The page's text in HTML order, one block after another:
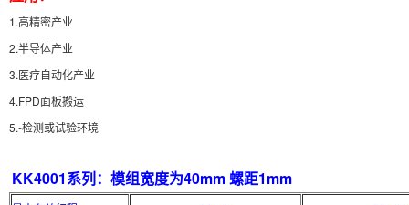
1.高精密产业
2.半导体产业
3.医疗自动化产业
4.FPD面板搬运
5.-检测或试验环境
KK4001系列：模组宽度为40mm 螺距1mm